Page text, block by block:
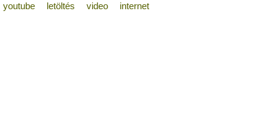
youtube
letöltés video internet